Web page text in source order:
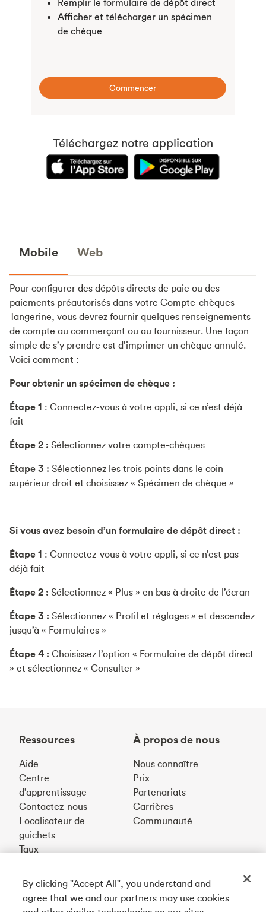
Mobile Web
Pour configurer des dépôts directs de paie ou des
paiements préautorisés dans votre Compte-chèques
Tangerine, vous devrez fournir quelques renseignements
de compte au commerçant ou au fournisseur. Une façon
simple de s’y prendre est d’imprimer un chèque annulé.
Voici comment :
Pour obtenir un spécimen de chèque :
Étape 1 : Connectez-vous à votre appli, si ce n’est déjà
fait
Étape 2 : Sélectionnez votre compte-chèques
Étape 3 : Sélectionnez les trois points dans le coin
supérieur droit et choisissez « Spécimen de chèque »
Si vous avez besoin d’un formulaire de dépôt direct :
Étape 1 : Connectez-vous à votre appli, si ce n’est pas
déjà fait
Étape 2 : Sélectionnez « Plus » en bas à droite de l’écran
Étape 3 : Sélectionnez « Profil et réglages » et descendez
jusqu’à « Formulaires »
Étape 4 : Choisissez l’option « Formulaire de dépôt direct
» et sélectionnez « Consulter »
Ressources
Aide
Centre
d’apprentissage
Contactez-nous
Localisateur de
guichets
Taux
À propos de nous
Nous connaître
Prix
Partenariats
Carrières
Communauté
Téléchargez notre appli
By clicking "Accept All", you understand and
agree that we and our partners may use cookies